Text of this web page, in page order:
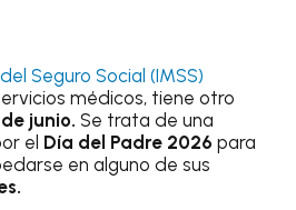
Seguro Social (IMSS)
médicos, tiene otro
de junio. Se trata de una
el Día del Padre 2026 para
en alguno de sus